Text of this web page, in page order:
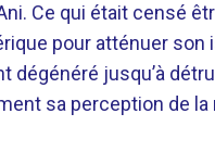
Ce qui était censé
pour atténuer son
dégénéré jusqu’à
sa perception de la